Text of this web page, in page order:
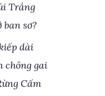
Trắng
sơ?
dài
chông gai
Cấm